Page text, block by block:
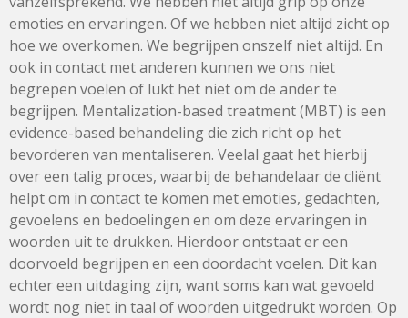
emoties en ervaringen. Of we hebben niet altijd zicht op
hoe we overkomen. We begrijpen onszelf niet altijd. En
ook in contact met anderen kunnen we ons niet
begrepen voelen of lukt het niet om de ander te
begrijpen. Mentalization-based treatment (MBT) is een
evidence-based behandeling die zich richt op het
bevorderen van mentaliseren. Veelal gaat het hierbij
over een talig proces, waarbij de behandelaar de cliënt
helpt om in contact te komen met emoties, gedachten,
gevoelens en bedoelingen en om deze ervaringen in
woorden uit te drukken. Hierdoor ontstaat er een
doorvoeld begrijpen en een doordacht voelen. Dit kan
echter een uitdaging zijn, want soms kan wat gevoeld
wordt nog niet in taal of woorden uitgedrukt worden. Op